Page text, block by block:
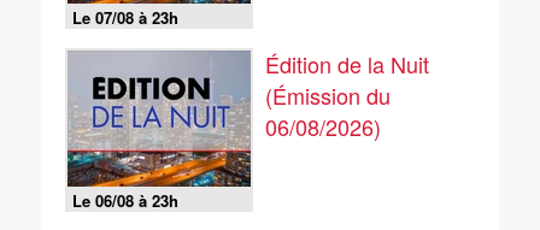
Le 07/08 à 23h
Le 06/08 à 23h
Édition de la Nuit
(Émission du
06/08/2026)